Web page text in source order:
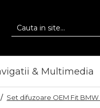
& Multimedia
Set difuzoare OEM Fit BMW